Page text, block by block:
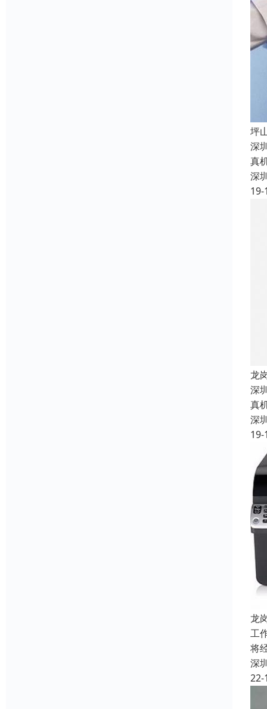
坪
深
真
深
19-
龙
深
真
深
19-
龙
工
将
深
22-